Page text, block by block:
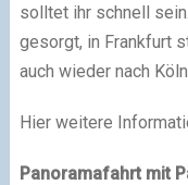
solltet ihr schnell
gesorgt, in Frankfurt
auch wieder nach
Hier weitere
Panoramafahrt mit